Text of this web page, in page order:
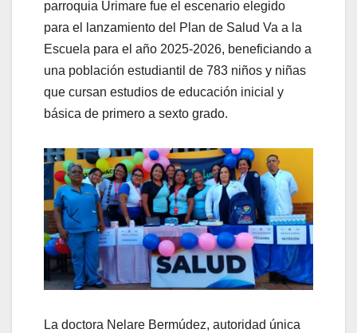
parroquia Urimare fue el escenario elegido
para el lanzamiento del Plan de Salud Va a la
Escuela para el año 2025-2026, beneficiando a
una población estudiantil de 783 niños y niñas
que cursan estudios de educación inicial y
básica de primero a sexto grado.
La doctora Nelare Bermúdez, autoridad única